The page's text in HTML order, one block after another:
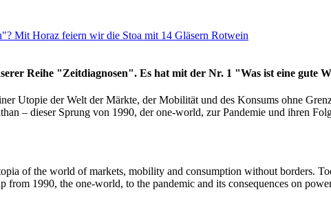
Mit Horaz feiern wir die Stoa mit 14 Gläsern Rotwein
Reihe "Zeitdiagnosen". Es hat mit der Nr. 1 "Was ist eine gute
Utopie der Welt der Märkte, der Mobilität und des Konsums ohne
– dieser Sprung von 1990, der one-world, zur Pandemie und ihren
of the world of markets, mobility and consumption without borders.
1990, the one-world, to the pandemic and its consequences on